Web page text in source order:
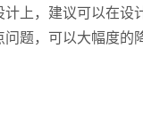
计上，建议可以在设
问题，可以大幅度的